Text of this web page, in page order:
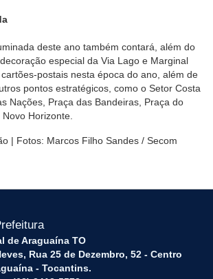
deste ano também contará, além do
especial da Via Lago e Marginal
postais nesta época do ano, além de
pontos estratégicos, como o Setor Costa
Nações, Praça das Bandeiras, Praça do
Horizonte.
| Fotos: Marcos Filho Sandes / Secom
de Araguaína TO
Rua 25 de Dezembro, 52 - Centro
- Tocantins.